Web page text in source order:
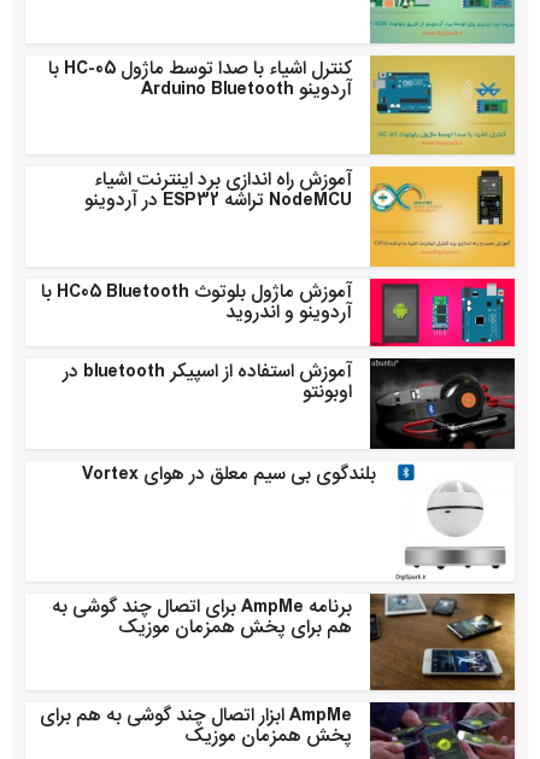
کنترل اشیاء با صدا توسط ماژول HC-05 با
آردوینو Arduino Bluetooth
آموزش راه اندازی برد اینترنت اشیاء
NodeMCU تراشه ESP32 در آردوینو
آموزش ماژول بلوتوث HC05 Bluetooth با
آردوینو و اندروید
آموزش استفاده از اسپیکر bluetooth در
اوبونتو
بلندگوی بی سیم معلق در هوای Vortex
برنامه AmpMe برای اتصال چند گوشی به
هم برای پخش همزمان موزیک
AmpMe ابزار اتصال چند گوشی به هم برای
پخش همزمان موزیک